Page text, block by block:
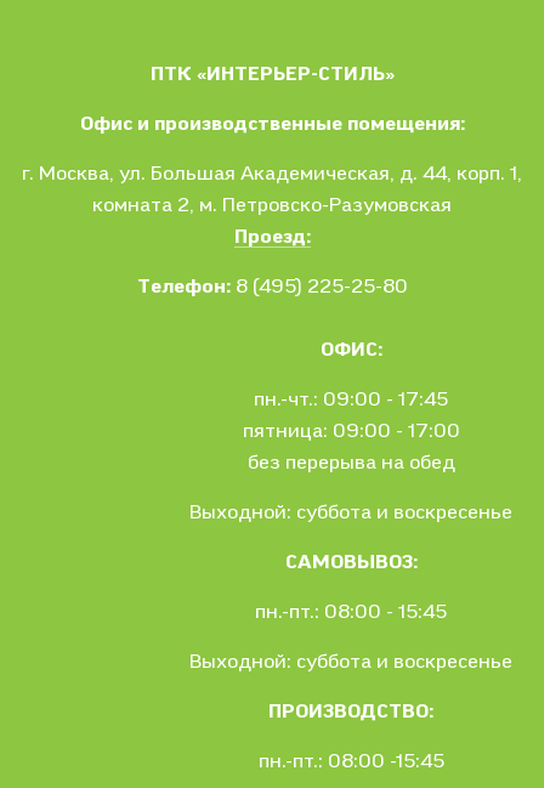
ПТК «ИНТЕРЬЕР-СТИЛЬ»
Офис и производственные помещения:
г. Москва, ул. Большая Академическая, д. 44, корп. 1,
комната 2, м. Петровско-Разумовская
Проезд:
Телефон: 8 (495) 225-25-80
ОФИС:
пн.-чт.: 09:00 - 17:45
пятница: 09:00 - 17:00
без перерыва на обед
Выходной: суббота и воскресенье
САМОВЫВОЗ:
пн.-пт.: 08:00 - 15:45
Выходной: суббота и воскресенье
ПРОИЗВОДСТВО:
пн.-пт.: 08:00 -15:45